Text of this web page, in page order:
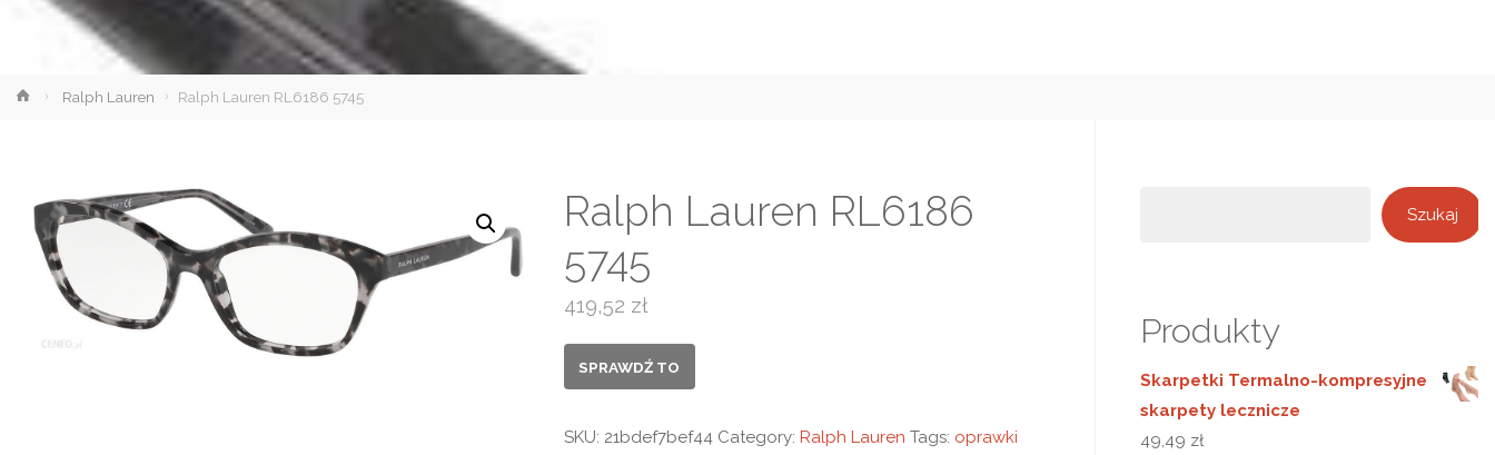
StronaRalph Lauren Ralph Lauren RL6186 5745
Ralph Lauren RL6186
5745
419,52 zł
SPRAWDŹ TO
SKU: 21bdef7bef44 Category: Ralph Lauren Tags: oprawki
Szukaj
Produkty
Skarpetki Termalno-kompresyjne
skarpety lecznicze
49,49 zł